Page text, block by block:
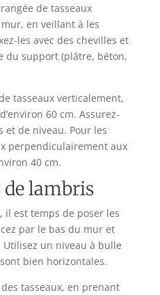
de tasseaux
en veillant à les
les avec des chevilles et
du support (plâtre, béton,
tasseaux verticalement,
60 cm. Assurez-
et de niveau. Pour les
perpendiculairement aux
40 cm.
de lambris
il est temps de poser les
par le bas du mur et
un niveau à bulle
bien horizontales.
tasseaux, en prenant